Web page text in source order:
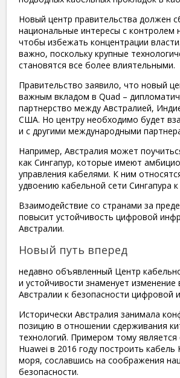
Новый центр правительства должен
национальные интересы с контролем
чтобы избежать концентрации
важно, поскольку крупные
становятся все более влиятельными.
Правительство заявило, что новый
важным вкладом в Quad –
партнерство между Австралией,
США. Но центру необходимо будет
и с другими международными
Например, Австралия может
как Сингапур, которые имеют
управления кабелями. К ним
удвоению кабельной сети Сингапура к
Взаимодействие со странами за
повысит устойчивость цифровой
Австралии.
Новый путь вперед
недавно объявленный Центр
и устойчивости знаменует изменение
Австралии к безопасности цифровой
Исторически Австралия занимала
позицию в отношении сдерживания
технологий. Примером тому является
Huawei в 2016 году построить кабель
моря, сославшись на соображения
безопасности.